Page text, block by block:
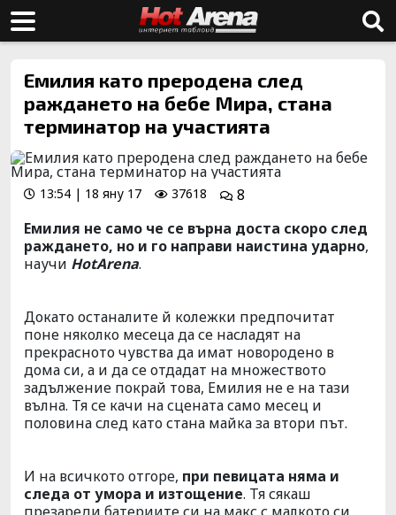
Емилия като преродена след
раждането на бебе Мира, стана
терминатор на участията
13:54 | 18 яну 17 37618
8
Емилия не само че се върна доста скоро след
раждането, но и го направи наистина ударно,
научи HotArena.
Докато останалите й колежки предпочитат
поне няколко месеца да се насладят на
прекрасното чувства да имат новородено в
дома си, а и да се отдадат на множеството
задължение покрай това, Емилия не е на тази
вълна. Тя се качи на сцената само месец и
половина след като стана майка за втори път.
И на всичкото отгоре, при певицата няма и
следа от умора и изтощение. Тя сякаш